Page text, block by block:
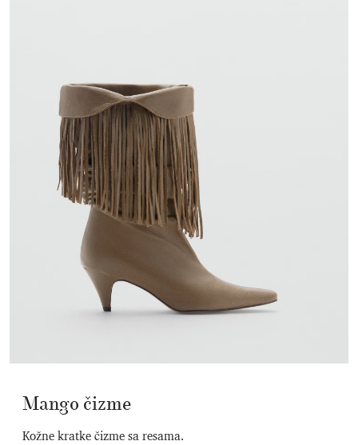
Mango čizme
Kožne kratke čizme sa resama.